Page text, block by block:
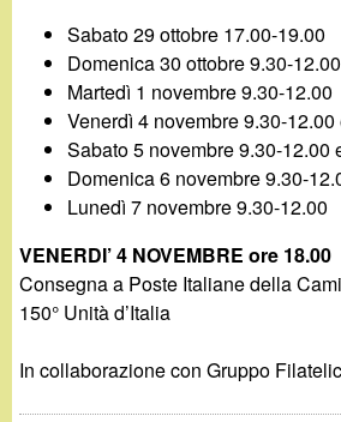
t
Sabato 29 ottobre 17.00-19.00
Domenica 30 ottobre 9.30-
Martedì 1 novembre 9.30-12.00
Venerdì 4 novembre 9.30-
Sabato 5 novembre 9.30-12.00
Domenica 6 novembre 9.30-
Lunedì 7 novembre 9.30-12.00
VENERDI’ 4 NOVEMBRE ore 18.00
Consegna a Poste Italiane della
150° Unità d’Italia
In collaborazione con Gruppo